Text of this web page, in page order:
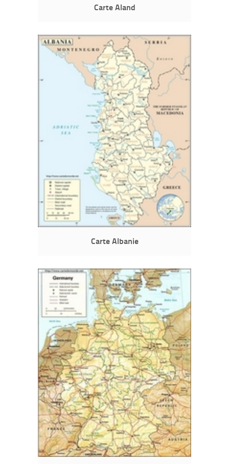
Carte Aland
Carte Albanie